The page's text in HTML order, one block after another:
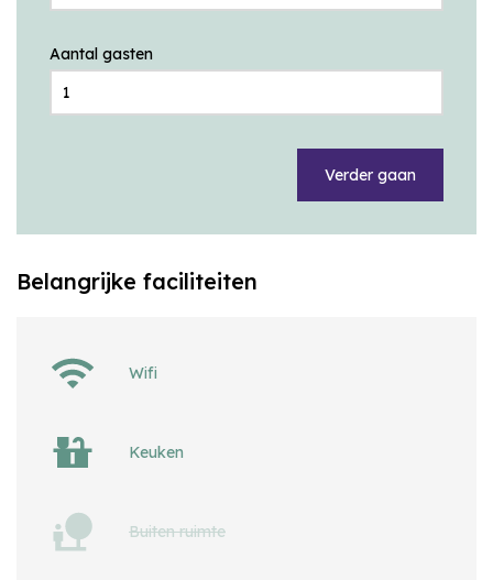
Aantal gasten
Verder gaan
Belangrijke faciliteiten
Wifi
Keuken
Buiten ruimte